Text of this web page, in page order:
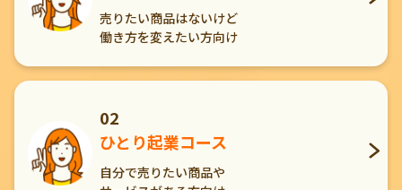
売りたい商品はないけど
働き方を変えたい方向け
02
ひとり起業コース
自分で売りたい商品や